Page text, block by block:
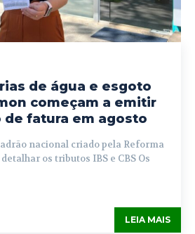
de água e esgoto
começam a emitir
de fatura em agosto
nacional criado pela Reforma
os tributos IBS e CBS Os
LEIA MAIS